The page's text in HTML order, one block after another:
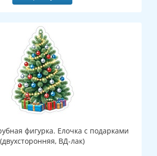
фигурка. Елочка с подарками
(двухсторонняя, ВД-лак)